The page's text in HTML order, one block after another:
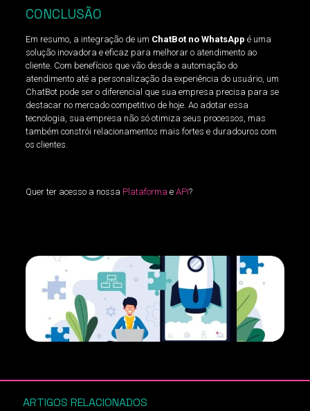
CONCLUSÃO
Em resumo, a integração de um ChatBot no WhatsApp é uma
solução inovadora e eficaz para melhorar o atendimento ao
cliente. Com benefícios que vão desde a automação do
atendimento até a personalização da experiência do usuário, um
ChatBot pode ser o diferencial que sua empresa precisa para se
destacar no mercado competitivo de hoje. Ao adotar essa
tecnologia, sua empresa não só otimiza seus processos, mas
também constrói relacionamentos mais fortes e duradouros com
os clientes.
Quer ter acesso a nossa Plataforma e API?
ARTIGOS RELACIONADOS